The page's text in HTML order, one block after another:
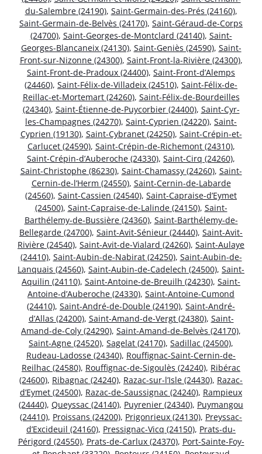
du-Salembre (24190), Saint-Germain-des-Prés (24160),
Saint-Germain-de-Belvès (24170), Saint-Géraud-de-Corps
(24700), Saint-Georges-de-Montclard (24140), Saint-
Georges-Blancaneix (24130), Saint-Geniès (24590), Saint-
Front-sur-Nizonne (24300), Saint-Front-la-Rivière (24300),
Saint-Front-de-Pradoux (24400), Saint-Front-d’Alemps
(24460), Saint-Félix-de-Villadeix (24510), Saint-Félix-de-
Reillac-et-Mortemart (24260), Saint-Félix-de-Bourdeilles
(24340), Saint-Étienne-de-Puycorbier (24400), Saint-Cyr-
les-Champagnes (24270), Saint-Cyprien (24220), Saint-
Cyprien (19130), Saint-Cybranet (24250), Saint-Crépin-et-
Carlucet (24590), Saint-Crépin-de-Richemont (24310),
Saint-Crépin-d’Auberoche (24330), Saint-Cirq (24260),
Saint-Christophe (86230), Saint-Chamassy (24260), Saint-
Cernin-de-l’Herm (24550), Saint-Cernin-de-Labarde
(24560), Saint-Cassien (24540), Saint-Capraise-d’Eymet
(24500), Saint-Capraise-de-Lalinde (24150), Saint-
Barthélemy-de-Bussière (24360), Saint-Barthélemy-de-
Bellegarde (24700), Saint-Avit-Sénieur (24440), Saint-Avit-
Rivière (24540), Saint-Avit-de-Vialard (24260), Saint-Aulaye
(24410), Saint-Aubin-de-Nabirat (24250), Saint-Aubin-de-
Lanquais (24560), Saint-Aubin-de-Cadelech (24500), Saint-
Aquilin (24110), Saint-Antoine-de-Breuilh (24230), Saint-
Antoine-d’Auberoche (24330), Saint-Antoine-Cumond
(24410), Saint-André-de-Double (24190), Saint-André-
d’Allas (24200), Saint-Amand-de-Vergt (24380), Saint-
Amand-de-Coly (24290), Saint-Amand-de-Belvès (24170),
Saint-Agne (24520), Sagelat (24170), Sadillac (24500),
Rudeau-Ladosse (24340), Rouffignac-Saint-Cernin-de-
Reilhac (24580), Rouffignac-de-Sigoulès (24240), Ribérac
(24600), Ribagnac (24240), Razac-sur-l’Isle (24430), Razac-
d’Eymet (24500), Razac-de-Saussignac (24240), Rampieux
(24440), Queyssac (24140), Puyrenier (24340), Puymangou
(24410), Proissans (24200), Prigonrieux (24130), Preyssac-
d’Excideuil (24160), Pressignac-Vicq (24150), Prats-du-
Périgord (24550), Prats-de-Carlux (24370), Port-Sainte-Foy-